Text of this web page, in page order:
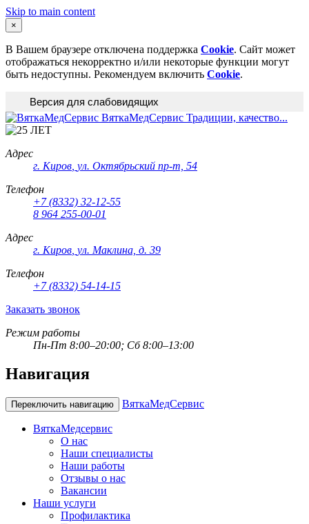
Skip to main content
×
В Вашем браузере отключена поддержка Cookie. Сайт может
отображаться некорректно и/или некоторые функции могут
быть недоступны. Рекомендуем включить Cookie.
Версия для слабовидящих
ВяткаМедСервис Традиции, качество...
Адрес
г. Киров ул. Октябрьский пр-т, 54
Телефон
+7 (8332) 32-12-55
8 964 255-00-01
Адрес
г. Киров ул. Маклина, д. 39
Телефон
+7 (8332) 54-14-15
Заказать звонок
Режим работы
Пн-Пт 8:00–20:00; Сб 8:00–13:00
Навигация
Переключить навигацию ВяткаМедСервис
ВяткаМедсервис
О нас
Наши специалисты
Наши работы
Отзывы о нас
Вакансии
Наши услуги
Профилактика